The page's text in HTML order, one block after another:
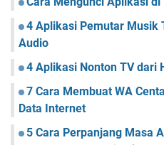
4 Aplikasi Pemutar Musik
Audio
4 Aplikasi Nonton TV dari
7 Cara Membuat WA
Data Internet
5 Cara Perpanjang Masa